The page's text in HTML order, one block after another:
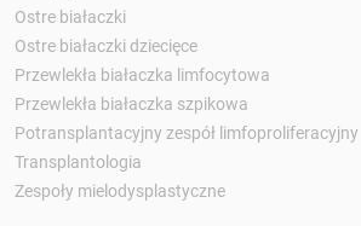
Ostre białaczki
Ostre białaczki dziecięce
Przewlekła białaczka limfocytowa
Przewlekła białaczka szpikowa
Potransplantacyjny zespół limfoproliferacyjny
Transplantologia
Zespoły mielodysplastyczne